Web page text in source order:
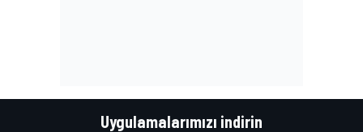
Uygulamalarımızı indirin